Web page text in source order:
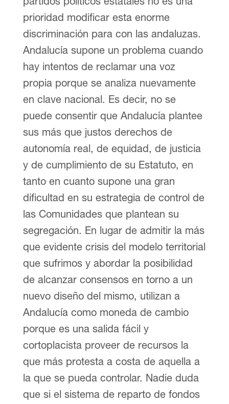
prioridad modificar esta enorme
discriminación para con las andaluzas.
Andalucía supone un problema cuando
hay intentos de reclamar una voz
propia porque se analiza nuevamente
en clave nacional. Es decir, no se
puede consentir que Andalucía plantee
sus más que justos derechos de
autonomía real, de equidad, de justicia
y de cumplimiento de su Estatuto, en
tanto en cuanto supone una gran
dificultad en su estrategia de control de
las Comunidades que plantean su
segregación. En lugar de admitir la más
que evidente crisis del modelo territorial
que sufrimos y abordar la posibilidad
de alcanzar consensos en torno a un
nuevo diseño del mismo, utilizan a
Andalucía como moneda de cambio
porque es una salida fácil y
cortoplacista proveer de recursos la
que más protesta a costa de aquella a
la que se pueda controlar. Nadie duda
que si el sistema de reparto de fondos